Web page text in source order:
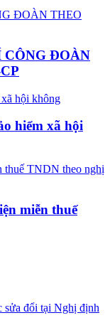
ĐOÀN
hiểm xã hội
miễn thuế